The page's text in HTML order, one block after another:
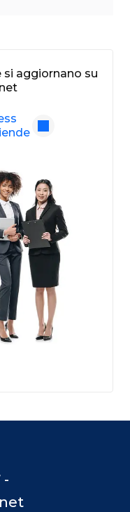
si aggiornano su
-